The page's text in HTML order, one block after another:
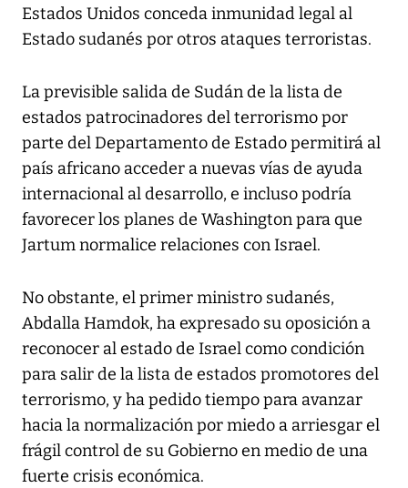
Estados Unidos conceda inmunidad legal al
Estado sudanés por otros ataques terroristas.
La previsible salida de Sudán de la lista de
estados patrocinadores del terrorismo por
parte del Departamento de Estado permitirá al
país africano acceder a nuevas vías de ayuda
internacional al desarrollo, e incluso podría
favorecer los planes de Washington para que
Jartum normalice relaciones con Israel.
No obstante, el primer ministro sudanés,
Abdalla Hamdok, ha expresado su oposición a
reconocer al estado de Israel como condición
para salir de la lista de estados promotores del
terrorismo, y ha pedido tiempo para avanzar
hacia la normalización por miedo a arriesgar el
frágil control de su Gobierno en medio de una
fuerte crisis económica.